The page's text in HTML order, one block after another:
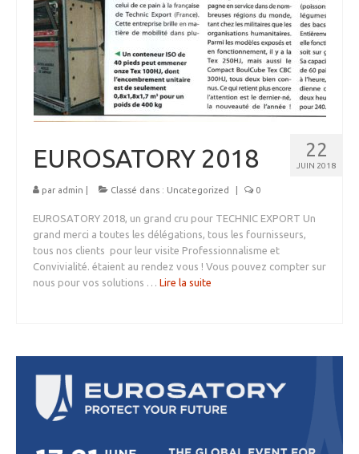
MEDICAL
SECURITE
EVENEMENTS
MEDIAS
FR/EN
22
JUIN 2018
EUROSATORY 2018
par admin Classé dans : Uncategorized 0
EUROSATORY 2018, un grand cru pour TECHNIC EXPORT Un
grand merci a toutes les délégations, tous les fournisseurs,
tous nos clients pour leur visite Professionnalisme et
Convivialité. étaient au rendez vous ! Vous pouvez compter sur
nous pour vos solutions … Lire la suite­­